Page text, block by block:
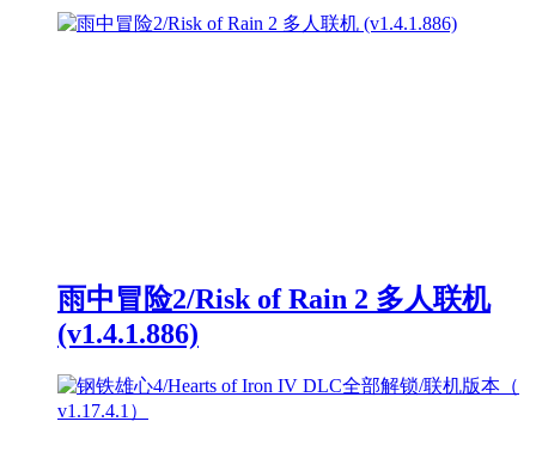
雨中冒险2/Risk of Rain 2 多人联机
(v1.4.1.886)